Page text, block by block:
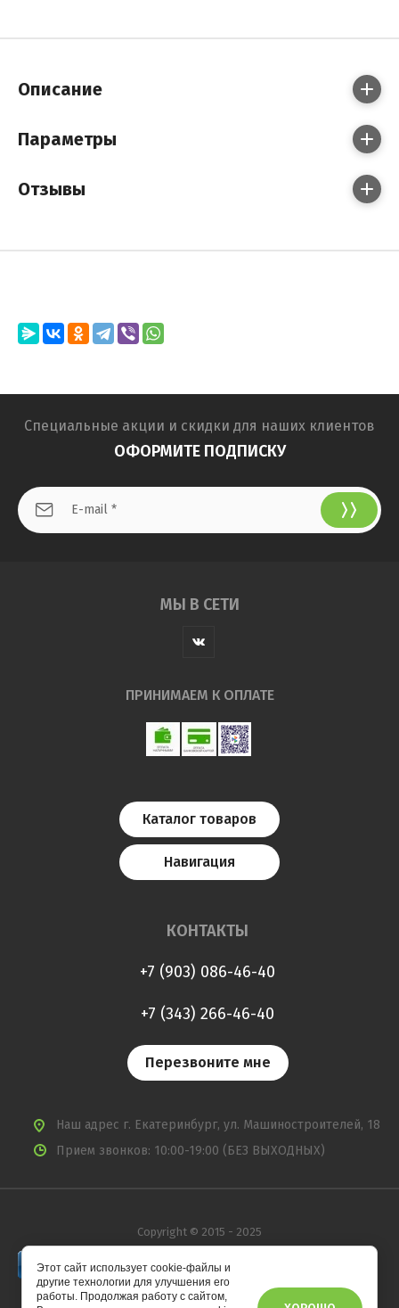
Описание
Параметры
Отзывы
Специальные акции и скидки для наших клиентов
ОФОРМИТЕ ПОДПИСКУ
МЫ В СЕТИ
ПРИНИМАЕМ К ОПЛАТЕ
Каталог товаров
Навигация
КОНТАКТЫ
+7 (903) 086-46-40
+7 (343) 266-46-40
Перезвоните мне
Наш адрес г. Екатеринбург, ул. Машиностроителей, 18
Прием звонков: 10:00-19:00 (БЕЗ ВЫХОДНЫХ)
Copyright © 2015 - 2025
Этот сайт использует cookie-файлы и
другие технологии для улучшения его
работы. Продолжая работу с сайтом,